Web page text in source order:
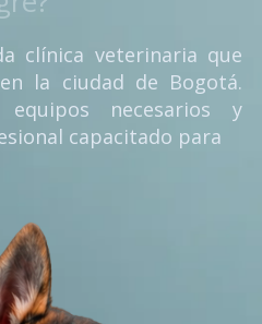
clínica veterinaria que
la ciudad de Bogotá.
necesarios y
capacitado para